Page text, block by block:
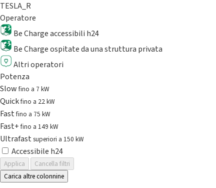
TESLA_R
Operatore
Be Charge accessibili h24
Be Charge ospitate da una struttura privata
Altri operatori
Potenza
Slowfino a 7 kW
Quickfino a 22 kW
Fastfino a 75 kW
Fast+fino a 149 kW
Ultrafast superiori a 150 kW
Accessibile h24
Applica
Cancella filtri
Carica altre colonnine